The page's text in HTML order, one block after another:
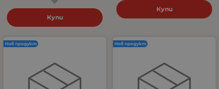
Купи
Купи
Нов продукт Нов продукт